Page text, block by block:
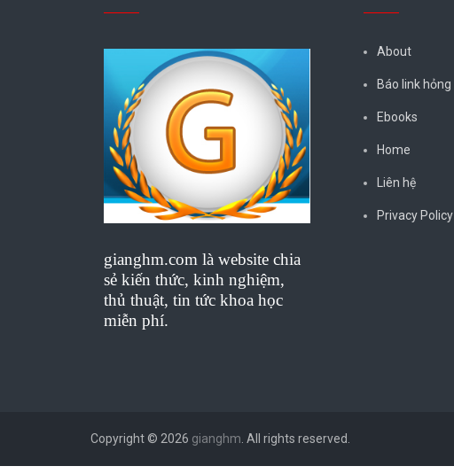
gianghm.com là website chia
sẻ kiến thức, kinh nghiệm,
thủ thuật, tin tức khoa học
miễn phí.
About
Báo link hỏng
Ebooks
Home
Liên hệ
Privacy Policy
Copyright © 2026 gianghm. All rights reserved.